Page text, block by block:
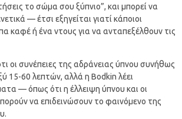
το σώμα σου ξύπνιο”, και μπορεί να
— έτσι εξηγείται γιατί κάποιοι
καφέ ή ένα ντους για να ανταπεξέλθουν τις
οι συνέπειες της αδράνειας ύπνου συνήθως
15-60 λεπτών, αλλά η Bodkin λέει
— όπως ότι η έλλειψη ύπνου και οι
να επιδεινώσουν το φαινόμενο της